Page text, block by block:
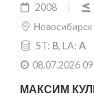
2008
Новосибирск
ST: B, LA: A
08.07.2026
МАКСИМ